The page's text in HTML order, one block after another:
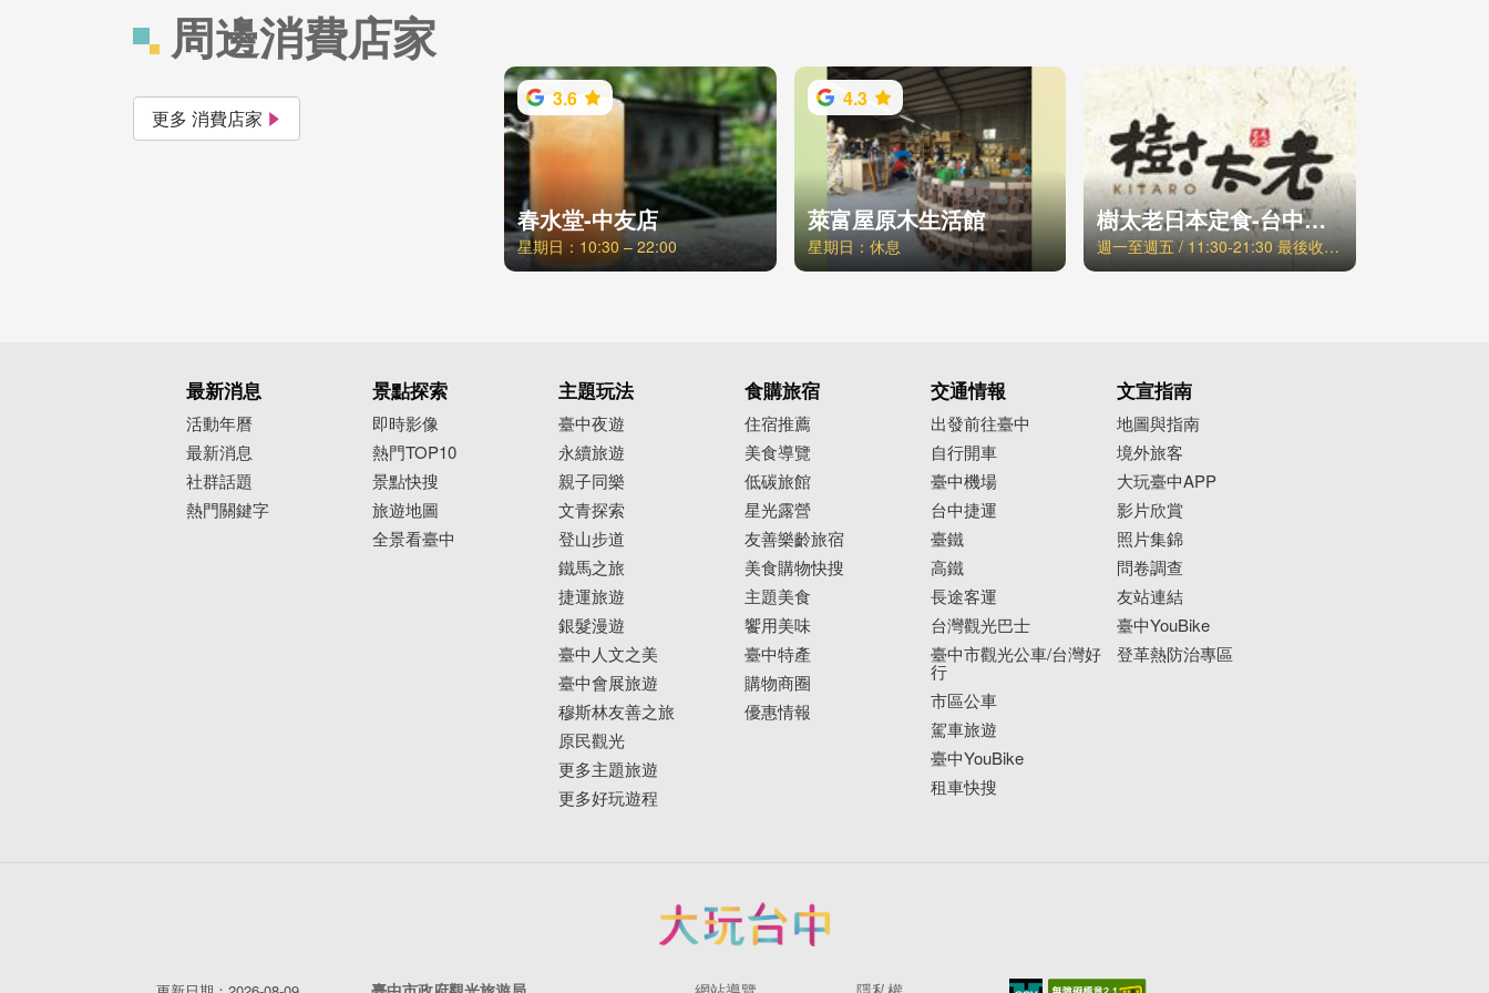
周邊消費店家
更多 消費店家
3.6
春水堂-中友店
星期日：10:30 – 22:00
4.3
萊富屋原木生活館
星期日：休息
樹太老日本定食-台中青海店
週一至週五 / 11:30-21:30 最後收客時間21:00，週六日、例假日 / 11:00-21:30 最後收客時間21:00
最新消息
活動年曆
最新消息
社群話題
熱門關鍵字
景點探索
即時影像
熱門TOP10
景點快搜
旅遊地圖
全景看臺中
主題玩法
臺中夜遊
永續旅遊
親子同樂
文青探索
登山步道
鐵馬之旅
捷運旅遊
銀髮漫遊
臺中人文之美
臺中會展旅遊
穆斯林友善之旅
原民觀光
更多主題旅遊
更多好玩遊程
食購旅宿
住宿推薦
美食導覽
低碳旅館
星光露營
友善樂齡旅宿
美食購物快搜
主題美食
饗用美味
臺中特產
購物商圈
優惠情報
交通情報
出發前往臺中
自行開車
臺中機場
台中捷運
臺鐵
高鐵
長途客運
台灣觀光巴士
臺中市觀光公車/台灣好
行
市區公車
駕車旅遊
臺中YouBike
租車快搜
文宣指南
地圖與指南
境外旅客
大玩臺中APP
影片欣賞
照片集錦
問卷調查
友站連結
臺中YouBike
登革熱防治專區